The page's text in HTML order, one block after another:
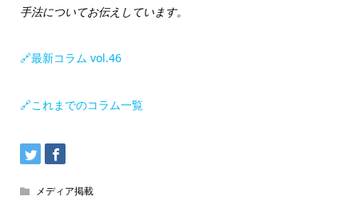
手法についてお伝えしています。
🔗最新コラム vol.46
🔗これまでのコラム一覧
メディア掲載